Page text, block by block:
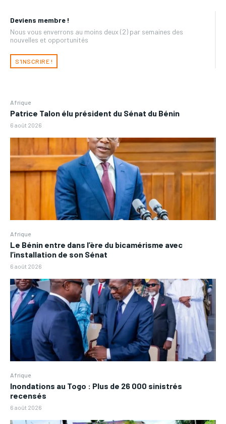
Deviens membre !
Nous vous enverrons au moins deux (2) par semaines des
nouvelles et opportunités
S'INSCRIRE !
Afrique
Patrice Talon élu président du Sénat du Bénin
6 août 2026
Afrique
Le Bénin entre dans l’ère du bicamérisme avec
l’installation de son Sénat
6 août 2026
Afrique
Inondations au Togo : Plus de 26 000 sinistrés
recensés
6 août 2026